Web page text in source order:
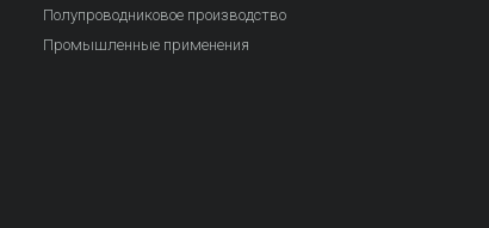
Полупроводниковое производство
Промышленные применения